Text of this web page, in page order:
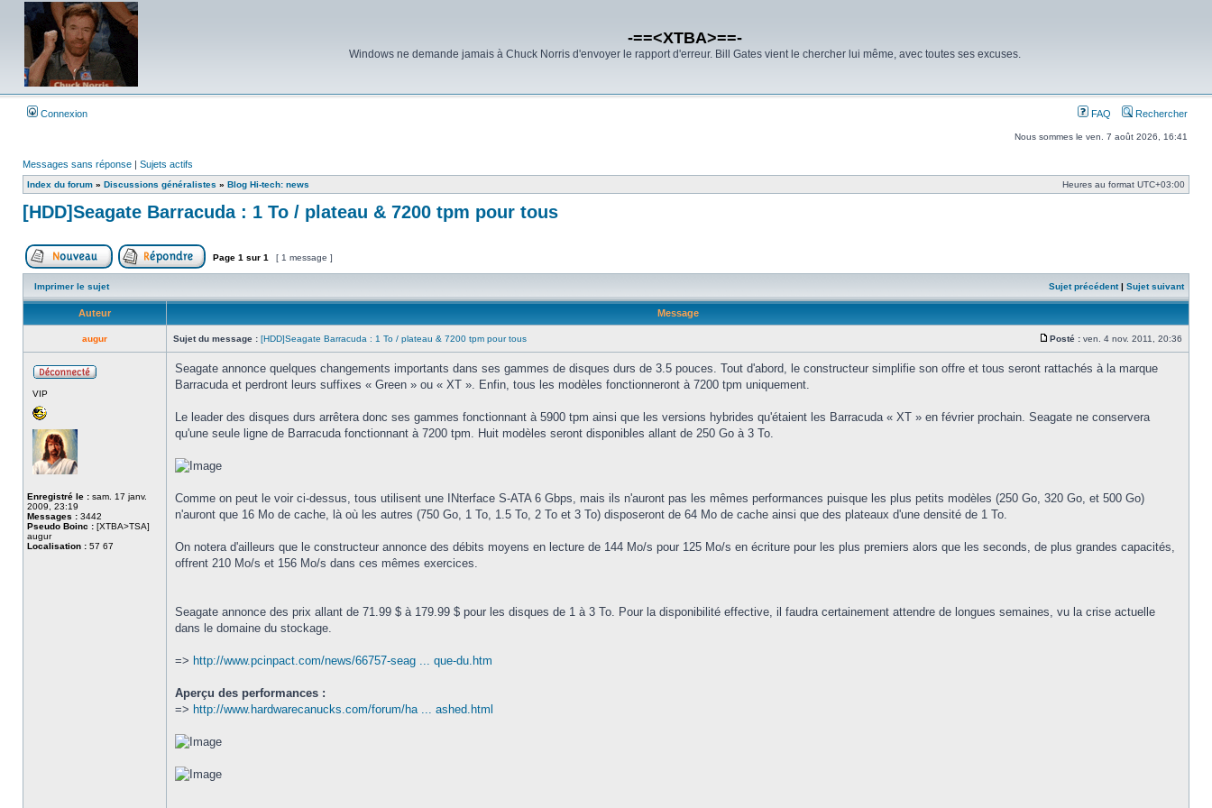
-==<XTBA>==-
Windows ne demande jamais à Chuck Norris d'envoyer le rapport d'erreur. Bill Gates vient le chercher lui même, avec toutes ses excuses.
Connexion FAQ Rechercher
Nous sommes le ven. 7 août 2026, 16:41
Messages sans réponse | Sujets actifs
Index du forum » Discussions généralistes » Blog Hi-tech: news Heures au format UTC+03:00
[HDD]Seagate Barracuda : 1 To / plateau & 7200 tpm pour tous
Poster un nouveau sujetRépondre au sujet
Page 1 sur 1 [ 1 message ]
Imprimer le sujet Sujet précédent| Sujet suivant
Auteur Message
augur Sujet du message : [HDD]Seagate Barracuda : 1 To / plateau & 7200 tpm pour tous
Posté : ven. 4 nov. 2011, 20:36
VIP
Enregistré le : sam. 17 janv.
2009, 23:19
Messages : 3442
Pseudo Boinc : [XTBA>TSA]
augur
Localisation : 57 67
Seagate annonce quelques changements importants dans ses gammes de disques durs de 3.5 pouces. Tout d'abord, le constructeur simplifie son offre et tous seront rattachés à la marque
Barracuda et perdront leurs suffixes « Green » ou « XT ». Enfin, tous les modèles fonctionneront à 7200 tpm uniquement.
Le leader des disques durs arrêtera donc ses gammes fonctionnant à 5900 tpm ainsi que les versions hybrides qu'étaient les Barracuda « XT » en février prochain. Seagate ne conservera
qu'une seule ligne de Barracuda fonctionnant à 7200 tpm. Huit modèles seront disponibles allant de 250 Go à 3 To.
Comme on peut le voir ci-dessus, tous utilisent une INterface S-ATA 6 Gbps, mais ils n'auront pas les mêmes performances puisque les plus petits modèles (250 Go, 320 Go, et 500 Go)
n'auront que 16 Mo de cache, là où les autres (750 Go, 1 To, 1.5 To, 2 To et 3 To) disposeront de 64 Mo de cache ainsi que des plateaux d'une densité de 1 To.
On notera d'ailleurs que le constructeur annonce des débits moyens en lecture de 144 Mo/s pour 125 Mo/s en écriture pour les plus premiers alors que les seconds, de plus grandes capacités,
offrent 210 Mo/s et 156 Mo/s dans ces mêmes exercices.
Seagate annonce des prix allant de 71.99 $ à 179.99 $ pour les disques de 1 à 3 To. Pour la disponibilité effective, il faudra certainement attendre de longues semaines, vu la crise actuelle
dans le domaine du stockage.
=> http://www.pcinpact.com/news/66757-seag ... que-du.htm
Aperçu des performances :
=> http://www.hardwarecanucks.com/forum/ha ... ashed.html